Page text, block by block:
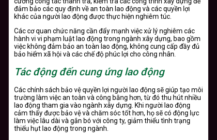
đảm bảo các quy định về an toàn lao động và các quyền lợi
khác của người lao động được thực hiện nghiêm túc.
Các cơ quan chức năng cần đẩy mạnh việc xử lý nghiêm các
hành vi vi phạm luật lao động trong ngành xây dựng, bao gồm
việc không đảm bảo an toàn lao động, không cung cấp đầy đủ
bảo hiểm xã hội và các chế độ phúc lợi cho công nhân.
Tác động đến cung ứng lao động
Các chính sách bảo vệ quyền lợi người lao động sẽ giúp tạo môi
trường làm việc an toàn và công bằng hơn, từ đó thu hút nhiều
lao động tham gia vào ngành xây dựng. Khi người lao động
cảm thấy được bảo vệ và chăm sóc tốt hơn, họ sẽ có động lực
làm việc lâu dài và gắn bó với công ty, giảm thiểu tình trạng
thiếu hụt lao động trong ngành.